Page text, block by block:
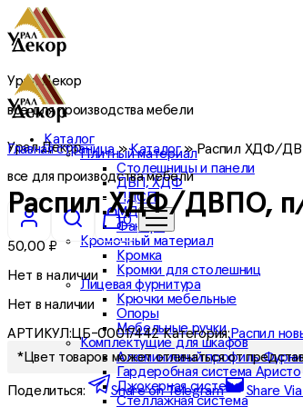
Урал Декор
все для производства мебели
Каталог
Плитный материал
Столешницы и панели
ДВП, ХДФ
ЛДСП
МДФ
Фанера
Кромочный материал
Кромка
Кромки для столешниц
Лицевая фурнитура
Крючки мебельные
Опоры
Мебельные ручки
Комплектущие для шкафов
Алюминиевый профиль
Гардеробная система Аристо
Джокерная система
Стеллажная система
Урал Декор
все для производства мебели
0
Главная страница»Каталог»Распил ХДФ/
Распил ХДФ/ДВПО,
50,00 ₽
Нет в наличии
Нет в наличии
АРТИКУЛ:ЦБ-00017442 Категория: Распил
*Цвет товаров может отличаться от
Поделиться: Share on Telegram Share Via